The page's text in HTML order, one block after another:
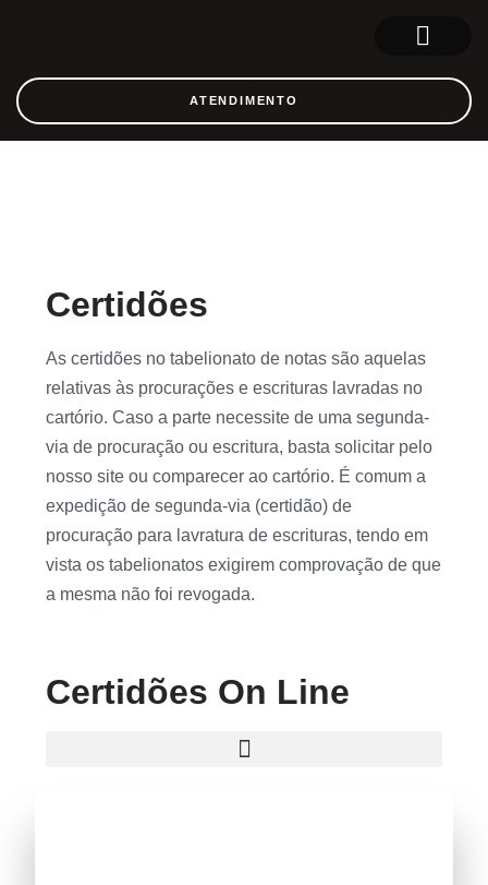
ATENDIMENTO
Certidões
As certidões no tabelionato de notas são aquelas
relativas às procurações e escrituras lavradas no
cartório. Caso a parte necessite de uma segunda-
via de procuração ou escritura, basta solicitar pelo
nosso site ou comparecer ao cartório. É comum a
expedição de segunda-via (certidão) de
procuração para lavratura de escrituras, tendo em
vista os tabelionatos exigirem comprovação de que
a mesma não foi revogada.
Certidões On Line